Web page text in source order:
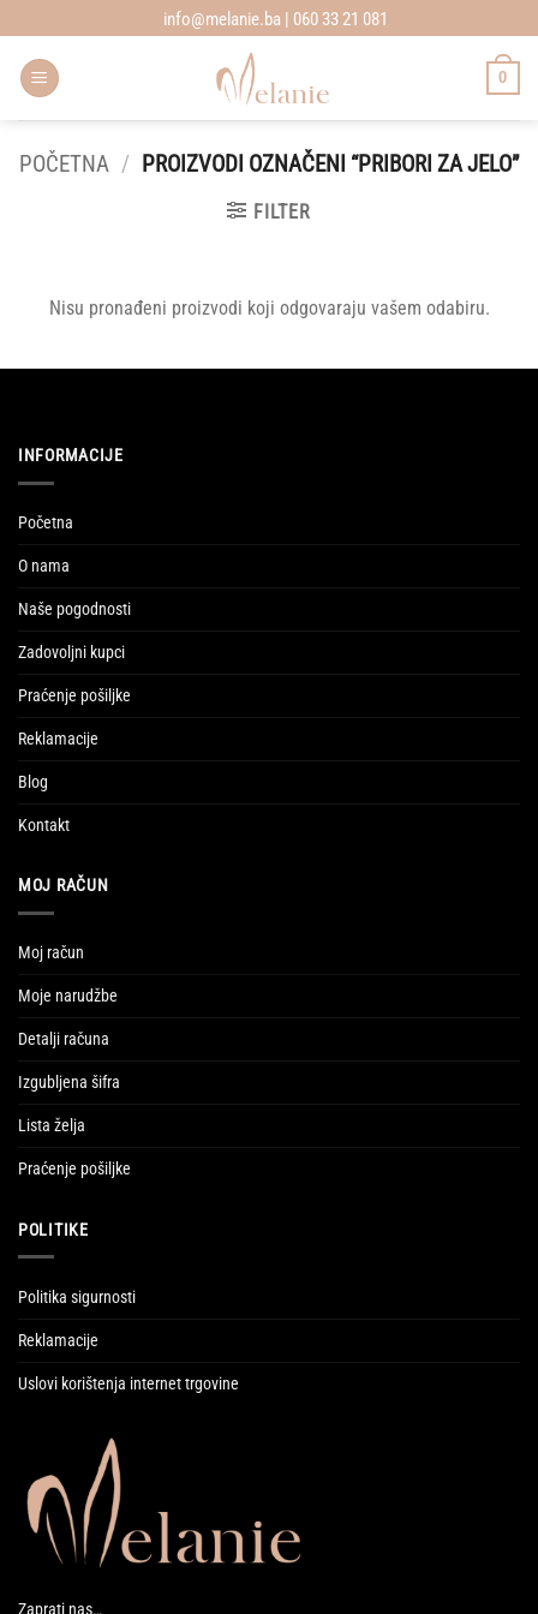
to
content
info@melanie.ba | 060 33 21 081
0
POČETNA / PROIZVODI OZNAČENI “PRIBORI ZA JELO”
FILTER
Nisu pronađeni proizvodi koji odgovaraju vašem odabiru.
INFORMACIJE
Početna
O nama
Naše pogodnosti
Zadovoljni kupci
Praćenje pošiljke
Reklamacije
Blog
Kontakt
MOJ RAČUN
Moj račun
Moje narudžbe
Detalji računa
Izgubljena šifra
Lista želja
Praćenje pošiljke
POLITIKE
Politika sigurnosti
Reklamacije
Uslovi korištenja internet trgovine
Zaprati nas…